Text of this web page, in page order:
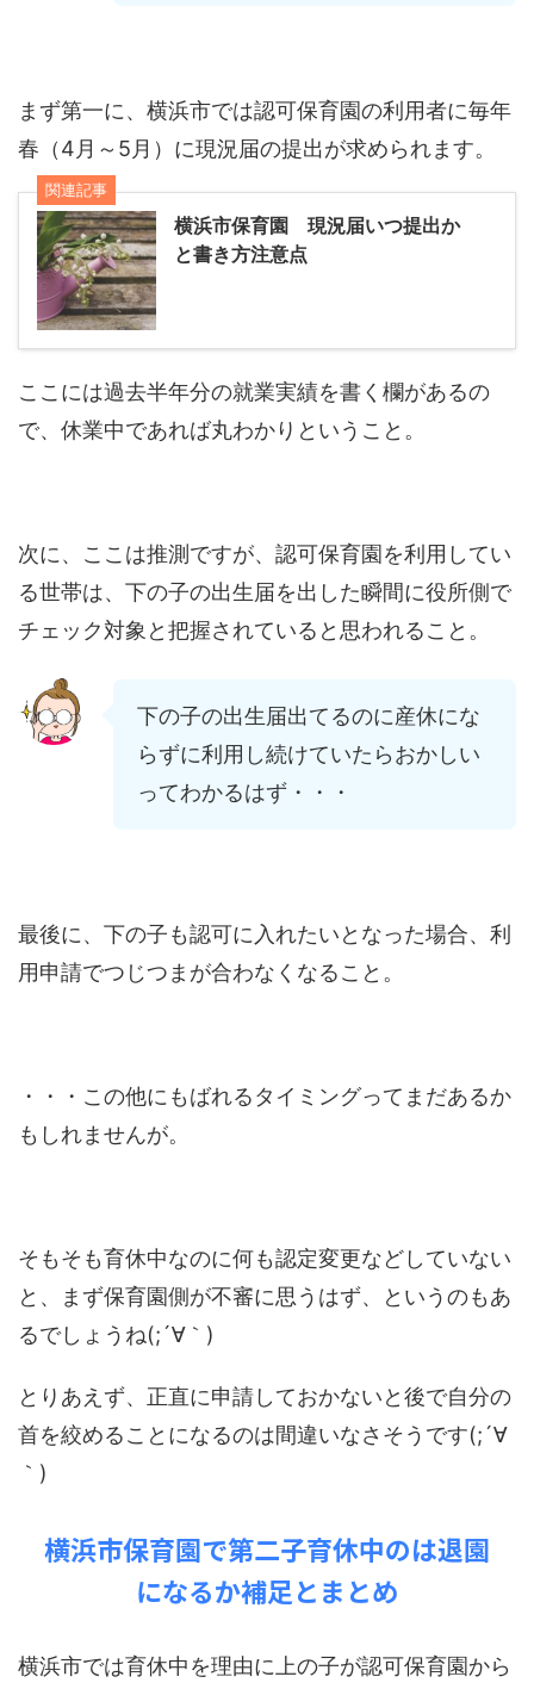
まず第一に、横浜市では認可保育園の利用者に毎年
春（4月～5月）に現況届の提出が求められます。
関連記事
横浜市保育園 現況届いつ提出か
と書き方注意点
ここには過去半年分の就業実績を書く欄があるの
で、休業中であれば丸わかりということ。
次に、ここは推測ですが、認可保育園を利用してい
る世帯は、下の子の出生届を出した瞬間に役所側で
チェック対象と把握されていると思われること。
下の子の出生届出てるのに産休にな
らずに利用し続けていたらおかしい
ってわかるはず・・・
最後に、下の子も認可に入れたいとなった場合、利
用申請でつじつまが合わなくなること。
・・・この他にもばれるタイミングってまだあるか
もしれませんが。
そもそも育休中なのに何も認定変更などしていない
と、まず保育園側が不審に思うはず、というのもあ
るでしょうね(;´∀｀)
とりあえず、正直に申請しておかないと後で自分の
首を絞めることになるのは間違いなさそうです(;´∀
｀)
横浜市保育園で第二子育休中のは退園
になるか補足とまとめ
横浜市では育休中を理由に上の子が認可保育園から